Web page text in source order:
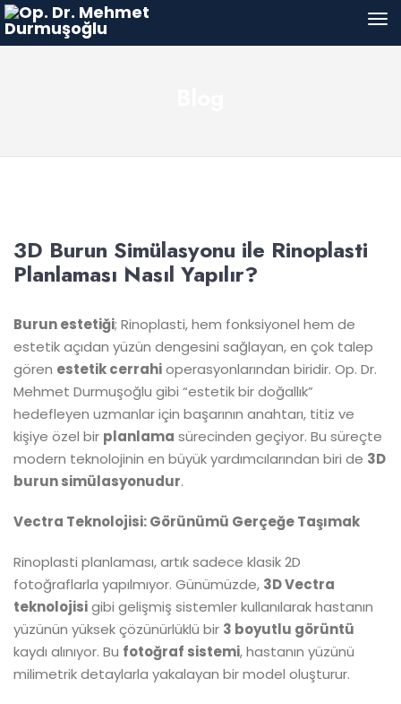
3D Burun Simülasyonu ile Rinoplasti
Planlaması Nasıl Yapılır?
Burun estetiği; Rinoplasti, hem fonksiyonel hem de
estetik açıdan yüzün dengesini sağlayan, en çok talep
gören estetik cerrahioperasyonlarından biridir. Op. Dr.
Mehmet Durmuşoğlu gibi “estetik bir doğallık”
hedefleyen uzmanlar için başarının anahtarı, titiz ve
kişiye özel bir planlama sürecinden geçiyor. Bu süreçte
modern teknolojinin en büyük yardımcılarından biri de 3D
burun simülasyonudur.
Vectra Teknolojisi: Görünümü Gerçeğe Taşımak
Rinoplasti planlaması, artık sadece klasik 2D
fotoğraflarla yapılmıyor. Günümüzde, 3D Vectra
teknolojisigibi gelişmiş sistemler kullanılarak hastanın
yüzünün yüksek çözünürlüklü bir 3 boyutlu görüntü
kaydı alınıyor. Bu fotoğraf sistemi, hastanın yüzünü
milimetrik detaylarla yakalayan bir model oluşturur.